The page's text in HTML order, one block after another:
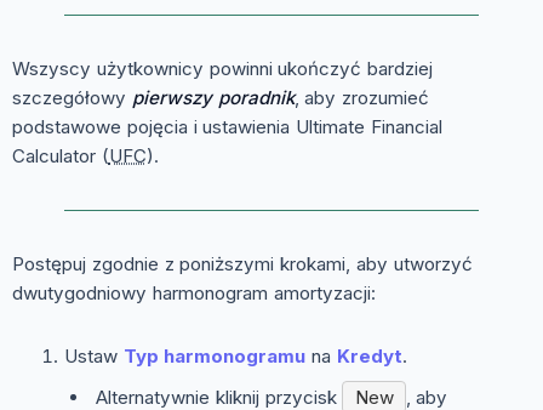
Wszyscy użytkownicy powinni ukończyć bardziej
szczegółowy pierwszy poradnik, aby zrozumieć
podstawowe pojęcia i ustawienia Ultimate Financial
Calculator (UFC).
Postępuj zgodnie z poniższymi krokami, aby utworzyć
dwutygodniowy harmonogram amortyzacji:
Ustaw Typ harmonogramu na Kredyt.
Alternatywnie kliknij przycisk
New
, aby